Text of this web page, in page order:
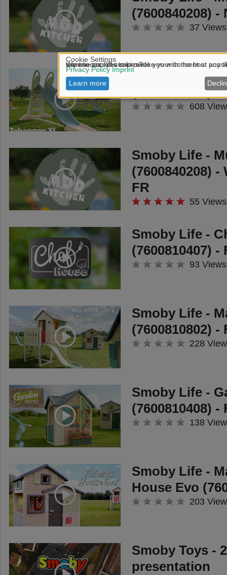
(7600840208)
37 Views
Smoby Life -
(7600820304) -
608
Smoby Life -
(7600840208)
FR
55 Views
Smoby Life -
(7600810407) -
93 Views
Smoby Life -
(7600810802) -
228
Smoby Life -
(7600810408) -
138
Smoby Life -
House Evo
203
Smoby Toys -
presentation